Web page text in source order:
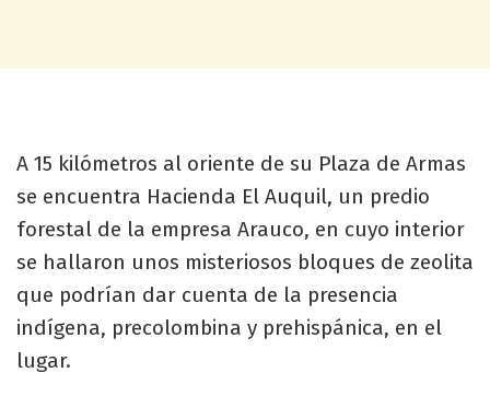
A 15 kilómetros al oriente de su Plaza de Armas
se encuentra Hacienda El Auquil, un predio
forestal de la empresa Arauco, en cuyo interior
se hallaron unos misteriosos bloques de zeolita
que podrían dar cuenta de la presencia
indígena, precolombina y prehispánica, en el
lugar.